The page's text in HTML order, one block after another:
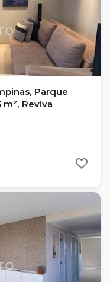
Parque
Reviva